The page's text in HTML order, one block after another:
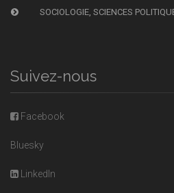
SOCIOLOGIE, SCIENCES
Suivez-nous
Facebook
Bluesky
LinkedIn